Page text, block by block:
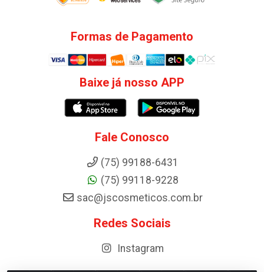
Formas de Pagamento
Baixe já nosso APP
Fale Conosco
(75) 99188-6431
(75) 99118-9228
sac@jscosmeticos.com.br
Redes Sociais
Instagram